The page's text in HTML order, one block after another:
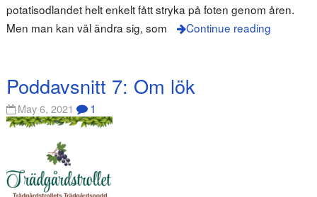
potatisodlandet helt enkelt fått stryka på foten genom åren.
Men man kan väl ändra sig, som
Continue reading
Poddavsnitt 7: Om lök
May 6, 2021 1